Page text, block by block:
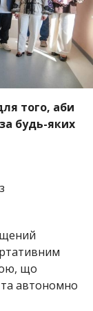
того, аби
будь-яких
що
автономно